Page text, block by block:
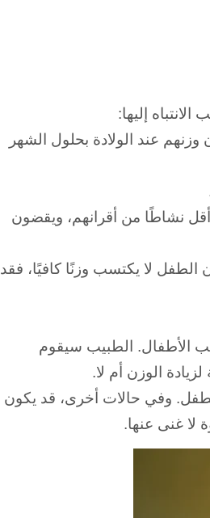
إليها:
عند الولادة بحلول الشهر
أقل نشاطًا من أقرانهم، ويقضون
لا يكتسب وزنًا كافيًا، فقد
الأطفال.
الطبيب سيقوم
الوزن أم لا.
وفي حالات أخرى، قد يكون
لا غنى عنها.